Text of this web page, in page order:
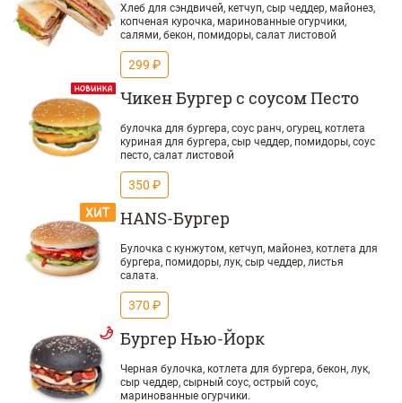
Хлеб для сэндвичей, кетчуп, сыр чеддер, майонез,
копченая курочка, маринованные огурчики,
салями, бекон, помидоры, салат листовой
299 ₽
Чикен Бургер с соусом Песто
булочка для бургера, соус ранч, огурец, котлета
куриная для бургера, сыр чеддер, помидоры, соус
песто, салат листовой
350 ₽
HANS-Бургер
Булочка с кунжутом, кетчуп, майонез, котлета для
бургера, помидоры, лук, сыр чеддер, листья
салата.
370 ₽
Бургер Нью-Йорк
Черная булочка, котлета для бургера, бекон, лук,
сыр чеддер, сырный соус, острый соус,
маринованные огурчики.